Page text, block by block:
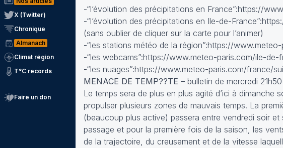
X (Twitter)
Chronique
Almanach
Climat région
T°C records
Faire un don
-“l‘évolution des précipitations en France”:https://
-“l‘évolution des précipitations en Ile-de-
(sans oublier de cliquer sur la carte pour l’animer)
-“les stations météo de la région”:https://
-“les webcams”:https://www.meteo-paris.com/ile-de-
-“les nuages”:https://www.meteo-paris.com/france/
MENACE DE TEMP??TE – bulletin de mercredi 21h50
Le temps sera de plus en plus agité d’ici à dimanche
propulser plusieurs zones de mauvais temps. La
(beaucoup plus active) passera entre vendredi soir
passage et pour la première fois de la saison, les
de la trajectoire, du creusement et de la vitesse